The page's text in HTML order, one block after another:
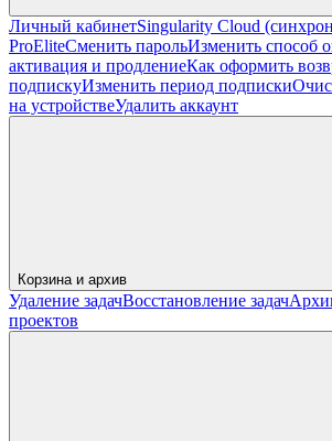
Личный кабинетSingularity Cloud
ProEliteСменить парольИзменить способ
активация и продлениеКак оформить
подпискуИзменить период подписки
на устройствеУдалить аккаунт
Корзина и архив
Удаление задачВосстановление задач
проектов